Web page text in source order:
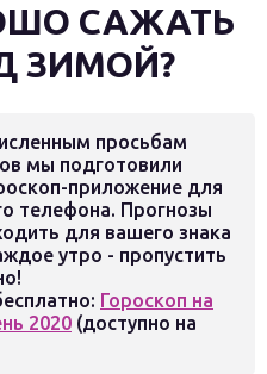
САЖАТЬ
ЗИМОЙ?
просьбам
мы подготовили
приложение для
телефона. Прогнозы
для вашего знака
утро - пропустить
Гороскоп на
2020 (доступно на